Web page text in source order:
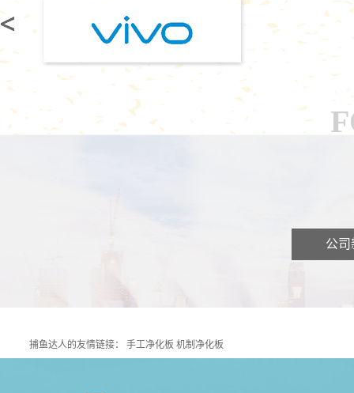
公司
捕鱼达人的友情链接：手工净化板机制净化板